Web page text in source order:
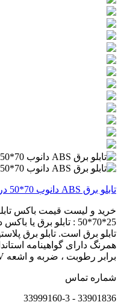
تابلو برق ABS دانوب 70*50 درب شفاف (سفارشی)
تابلو برق است. تابلو برق
برابر رطوبت ، ضربه و اشعه UV خورشید مقاومت بالایی دارد.
شماره تماس
33901836 - 33999160-3